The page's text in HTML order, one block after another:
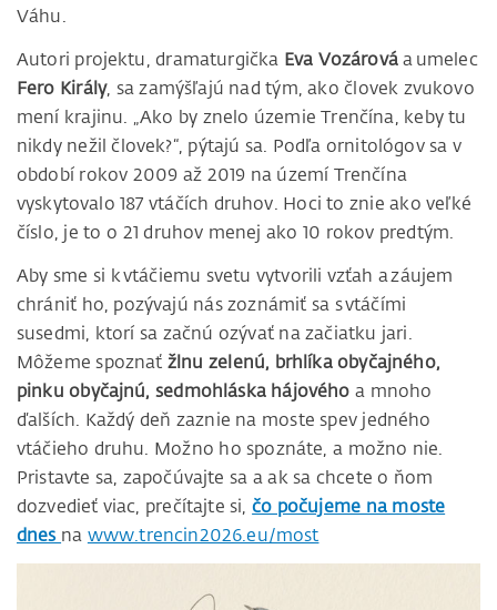
Váhu.
Autori projektu, dramaturgička Eva Vozárováa umelec
Fero Király, sa zamýšľajú nad tým, ako človek zvukovo
mení krajinu. „Ako by znelo územie Trenčína, keby tu
nikdy nežil človek?“, pýtajú sa. Podľa ornitológov sa v
období rokov 2009 až 2019 na území Trenčína
vyskytovalo 187 vtáčích druhov. Hoci to znie ako veľké
číslo, je to o 21 druhov menej ako 10 rokov predtým.
Aby sme si k vtáčiemu svetu vytvorili vzťah a záujem
chrániť ho, pozývajú nás zoznámiť sa s vtáčími
susedmi, ktorí sa začnú ozývať na začiatku jari.
Môžeme spoznať žlnu zelenú, brhlíka obyčajného,
pinku obyčajnú, sedmohláska hájového a mnoho
ďalších. Každý deň zaznie na moste spev jedného
vtáčieho druhu. Možno ho spoznáte, a možno nie.
Pristavte sa, započúvajte sa a ak sa chcete o ňom
dozvedieť viac, prečítajte si,čo počujeme na moste
dnes na www.trencin2026.eu/most